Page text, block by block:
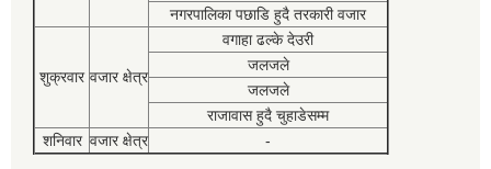
नगरपालिका पछाडि हुदै तरकारी वजार
शुक्रवार वजार क्षेत्र
वगाहा ढल्के देउरी
जलजले
जलजले
राजावास हुदै चुहाडेसम्म
शनिवार वजार क्षेत्र -